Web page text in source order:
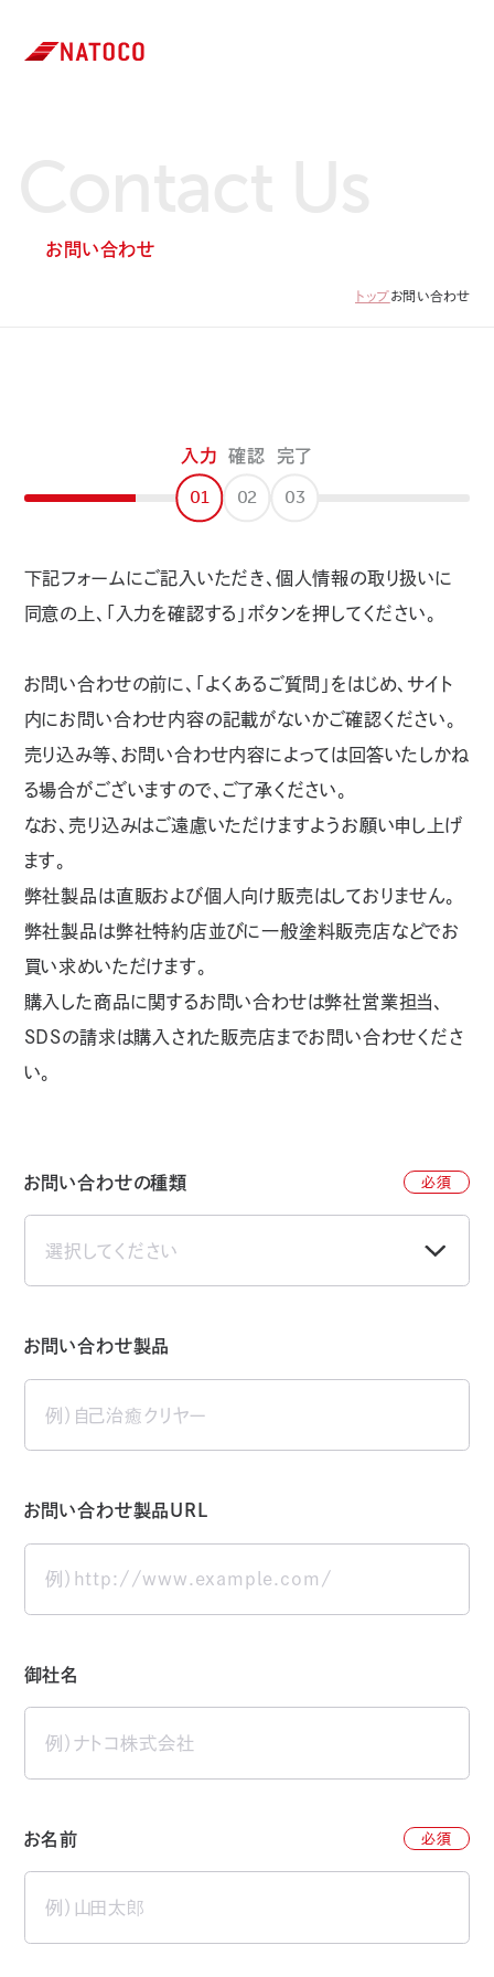
お問い合わせ
トップお問い合わせ
入力
01
確認
02
完了
03
下記フォームにご記入いただき、個人情報の取り扱いに
同意の上、「入力を確認する」ボタンを押してください。
お問い合わせの前に、「よくあるご質問」をはじめ、サイト
内にお問い合わせ内容の記載がないかご確認ください。
売り込み等、お問い合わせ内容によっては回答いたしかね
る場合がございますので、ご了承ください。
なお、売り込みはご遠慮いただけますようお願い申し上げ
ます。
弊社製品は直販および個人向け販売はしておりません。
弊社製品は弊社特約店並びに一般塗料販売店などでお
買い求めいただけます。
購入した商品に関するお問い合わせは弊社営業担当、
SDSの請求は購入された販売店までお問い合わせくださ
い。
お問い合わせの種類 必須
お問い合わせ製品
お問い合わせ製品URL
御社名
お名前 必須